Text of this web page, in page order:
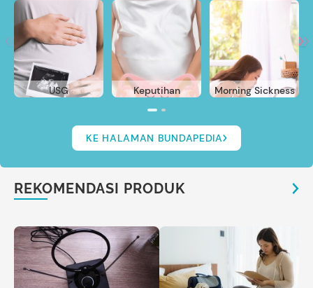
USG Keputihan Morning Sickness
KE HALAMAN BUNDAPEDIA
REKOMENDASI PRODUK